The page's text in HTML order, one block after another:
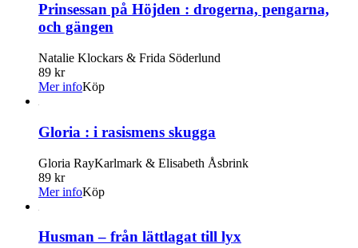
Prinsessan på Höjden : drogerna, pengarna,
och gängen
Natalie Klockars & Frida Söderlund
89 kr
Mer infoKöp
Gloria : i rasismens skugga
Gloria RayKarlmark & Elisabeth Åsbrink
89 kr
Mer infoKöp
Husman – från lättlagat till lyx